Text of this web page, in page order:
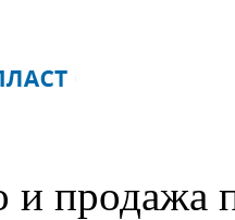
и продажа